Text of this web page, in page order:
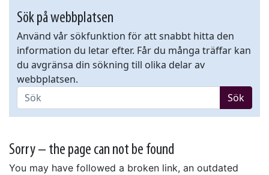
Sök på webbplatsen
Använd vår sökfunktion för att snabbt hitta den
information du letar efter. Får du många träffar kan
du avgränsa din sökning till olika delar av
webbplatsen.
Sök
Sorry – the page can not be found
You may have followed a broken link, an outdated